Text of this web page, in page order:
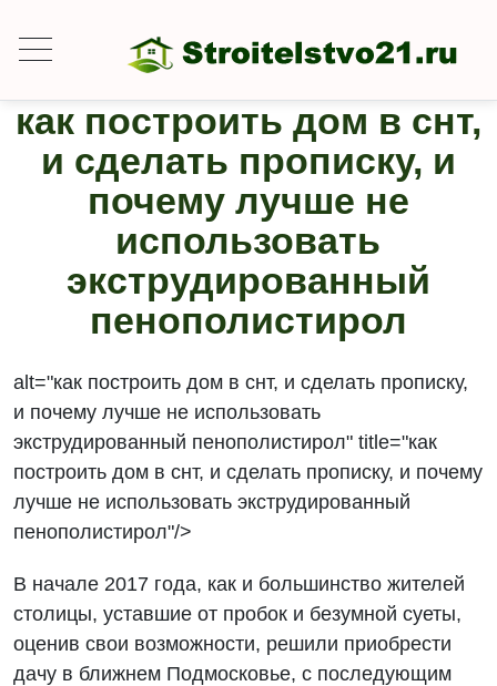
как построить дом в снт,
и сделать прописку, и
почему лучше не
использовать
экструдированный
пенополистирол
alt="как построить дом в снт, и сделать прописку,
и почему лучше не использовать
экструдированный пенополистирол" title="как
построить дом в снт, и сделать прописку, и почему
лучше не использовать экструдированный
пенополистирол"/>
В начале 2017 года, как и большинство жителей
столицы, уставшие от пробок и безумной суеты,
оценив свои возможности, решили приобрести
дачу в ближнем Подмосковье, с последующим